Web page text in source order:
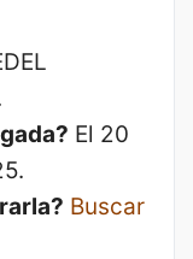
El 20
Buscar